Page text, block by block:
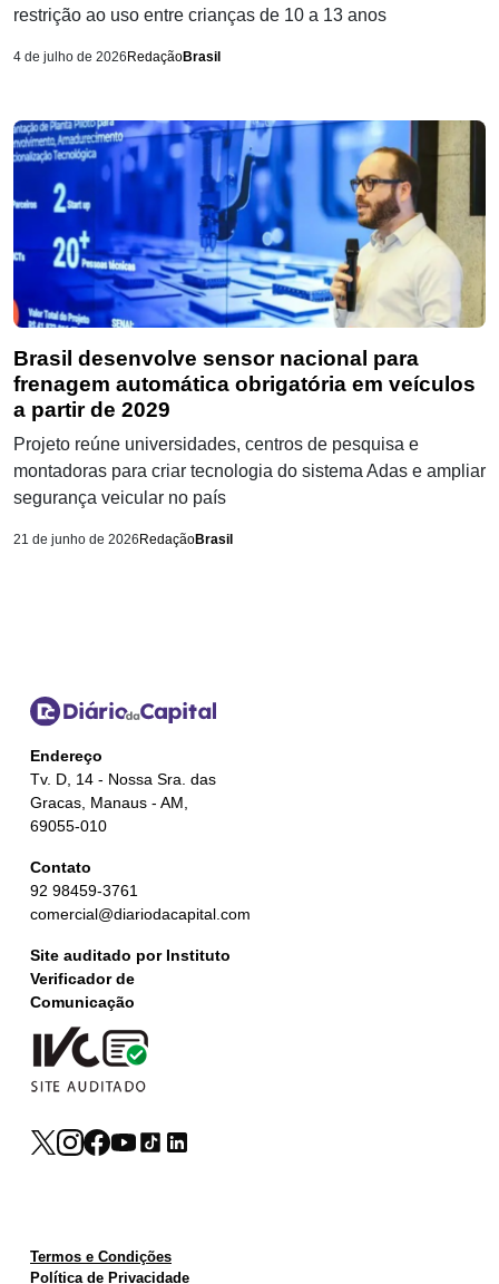
restrição ao uso entre crianças de 10 a 13 anos
4 de julho de 2026 RedaçãoBrasil
Brasil desenvolve sensor nacional para
frenagem automática obrigatória em veículos
a partir de 2029
Projeto reúne universidades, centros de pesquisa e
montadoras para criar tecnologia do sistema Adas e ampliar
segurança veicular no país
21 de junho de 2026 RedaçãoBrasil
Endereço
Tv. D, 14 - Nossa Sra. das
Gracas, Manaus - AM,
69055-010
Contato
92 98459-3761
comercial@diariodacapital.com
Site auditado por Instituto
Verificador de
Comunicação
Termos e Condições
Política de Privacidade